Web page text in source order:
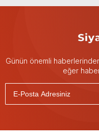
Günün önemli
eğer